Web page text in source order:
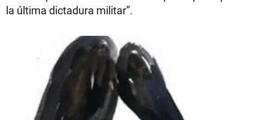
la última dictadura militar”.